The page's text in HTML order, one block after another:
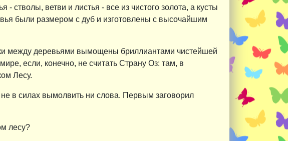
ветви и листья - все из чистого золота, а кусты
были размером с дуб и изготовлены с высочайшим
между деревьями вымощены бриллиантами чистейшей
если, конечно, не считать Страну Оз: там, в
Лесу.
в силах вымолвить ни слова. Первым заговорил
лесу?